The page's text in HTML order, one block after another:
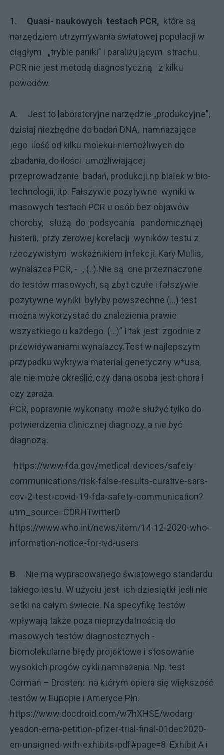
1. Quasi- naukowych testach PCR, które są
narzędziem utrzymywania światowej populacji w
ciągłym „trybie paniki” i paraliżującym strachu.
PCR nie jest metodą diagnostyczną z kilku
powodów.
A. Jest to laboratoryjne narzędzie „produkcyjne”,
dzisiaj niezbędne do badań DNA, namnażające
jego ilość od kilku molekuł niemożliwych do
zbadania, do ilości umożliwiającej
przeprowadzanie badań, produkcji np białek w bio-
technologii, itp. Fałszywie pozytywne wyniki w
masowych testach PCR u osób bez objawów
choroby, służą do podsycania pandemicznąej
histerii, przy zerowej korelacji wyników testu z
rzeczywistym wskaźnikiem infekcji. Kary Mullis,
wynalazca PCR, - „ (..) Nie są one przeznaczone
do testów masowych, są zbyt czułe i fałszywie
pozytywne wyniki byłyby powszechne (...) test
można wykorzystać do znalezienia prawie
wszystkiego u każdego. (...)” I tak jest zgodnie z
przewidywaniami wynalazcy.Test w najlepszym
przypadku wykrywa materiał genetyczny w*usa,
ale nie może określić, czy dana osoba jest chora i
czy zaraża.
PCR, poprawnie wykonany może służyć tylko do
potwierdzenia clinicznej diagnozy, a nie być
diagnozą.
https://www.fda.gov/medical-devices/safety-
communications/risk-false-results-curative-sars-
cov-2-test-covid-19-fda-safety-communication?
utm_source=CDRHTwitterD
https://www.who.int/news/item/14-12-2020-who-
information-notice-for-ivd-users
B. Nie ma wypracowanego światowego standardu
takiego testu. W użyciu jest ich dziesiątki jeśli nie
setki na całym świecie. Na specyfikę testów
wpływają także poza nieprzydatnością do
masowych testów diagnostcznych -
biomolekularne błędy projektowe i stosowanie
wysokich progów cykli namnażania. Np. test
Corman – Drosten: na którym opiera się większość
testów w Eupopie i Ameryce Płn.
https://www.docdroid.com/w7hXHSE/wodarg-
yeadon-ema-petition-pfizer-trial-final-01dec2020-
en-unsigned-with-exhibits-pdf#page=8 Exhibit A i